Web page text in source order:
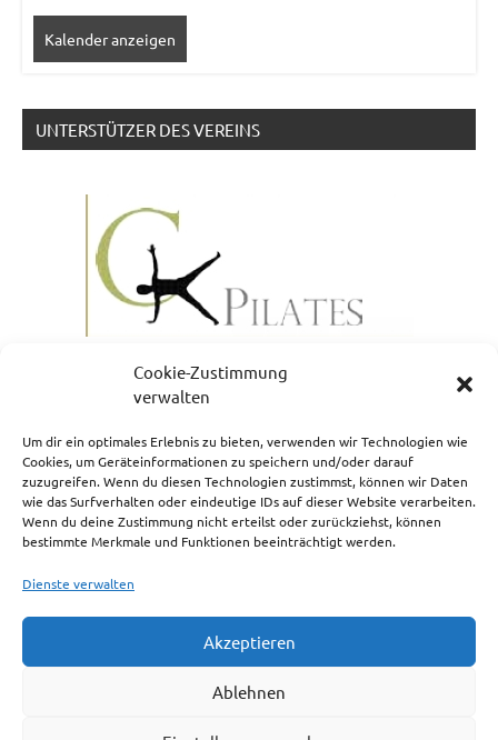
Cookie-Zustimmung
verwalten
Um dir ein optimales Erlebnis zu bieten, verwenden wir Technologien wie
Cookies, um Geräteinformationen zu speichern und/oder darauf
zuzugreifen. Wenn du diesen Technologien zustimmst, können wir Daten
wie das Surfverhalten oder eindeutige IDs auf dieser Website verarbeiten.
Wenn du deine Zustimmung nicht erteilst oder zurückziehst, können
bestimmte Merkmale und Funktionen beeinträchtigt werden.
Dienste verwalten
Akzeptieren
Ablehnen
Kalender anzeigen
UNTERSTÜTZER DES VEREINS
NEWSLETTERANMELDUNG
Impressum